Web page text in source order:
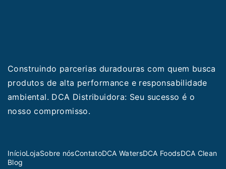
Construindo parcerias duradouras com quem busca
produtos de alta performance e responsabilidade
ambiental. DCA Distribuidora: Seu sucesso é o
nosso compromisso.
InícioLojaSobre nósContatoDCA WatersDCA FoodsDCA Clean
Blog